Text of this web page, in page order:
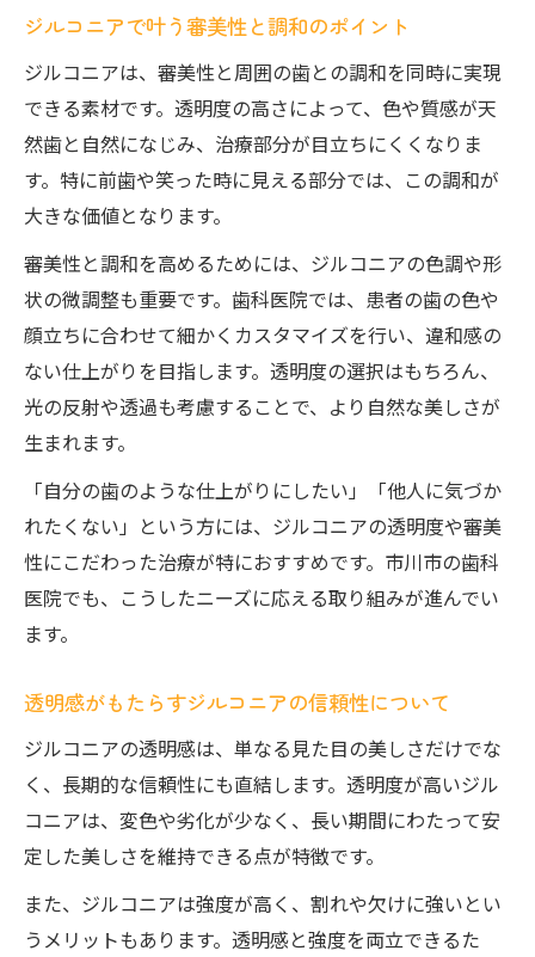
ジルコニアで叶う審美性と調和のポイント
ジルコニアは、審美性と周囲の歯との調和を同時に実現
できる素材です。透明度の高さによって、色や質感が天
然歯と自然になじみ、治療部分が目立ちにくくなりま
す。特に前歯や笑った時に見える部分では、この調和が
大きな価値となります。
審美性と調和を高めるためには、ジルコニアの色調や形
状の微調整も重要です。歯科医院では、患者の歯の色や
顔立ちに合わせて細かくカスタマイズを行い、違和感の
ない仕上がりを目指します。透明度の選択はもちろん、
光の反射や透過も考慮することで、より自然な美しさが
生まれます。
「自分の歯のような仕上がりにしたい」「他人に気づか
れたくない」という方には、ジルコニアの透明度や審美
性にこだわった治療が特におすすめです。市川市の歯科
医院でも、こうしたニーズに応える取り組みが進んでい
ます。
透明感がもたらすジルコニアの信頼性について
ジルコニアの透明感は、単なる見た目の美しさだけでな
く、長期的な信頼性にも直結します。透明度が高いジル
コニアは、変色や劣化が少なく、長い期間にわたって安
定した美しさを維持できる点が特徴です。
また、ジルコニアは強度が高く、割れや欠けに強いとい
うメリットもあります。透明感と強度を両立できるた